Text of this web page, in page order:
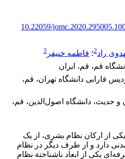
10.22059/
راد2؛ فاطمه خنیفر 3
قم، قم، ایران
فارابی دانشگاه تهران، قم،
حدیث، دانشگاه اصول‌الدین، قم،
از ارکان نظام بشری، از یک
دارد و از طرف دیگر در نظام
یکی از ابعاد ناشناختة نظام